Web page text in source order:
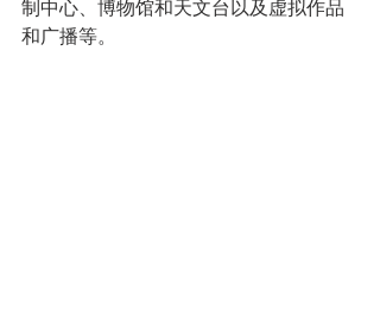
制中心、博物馆和天文台以及虚拟作品
和广播等。